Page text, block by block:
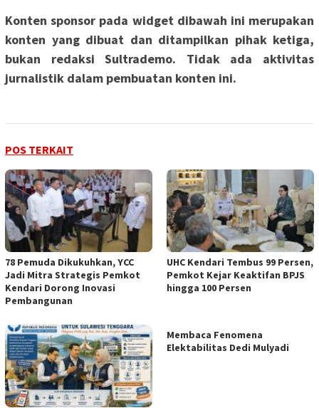
Konten sponsor pada widget dibawah ini merupakan
konten yang dibuat dan ditampilkan pihak ketiga,
bukan redaksi Sultrademo. Tidak ada aktivitas
jurnalistik dalam pembuatan konten ini.
POS TERKAIT
78 Pemuda Dikukuhkan, YCC
Jadi Mitra Strategis Pemkot
Kendari Dorong Inovasi
Pembangunan
UHC Kendari Tembus 99 Persen,
Pemkot Kejar Keaktifan BPJS
hingga 100 Persen
Membaca Fenomena
Elektabilitas Dedi Mulyadi